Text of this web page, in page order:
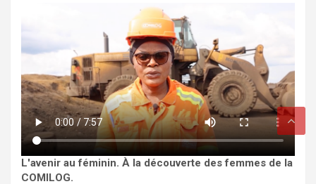
L'avenir au féminin. À la découverte des femmes de la
COMILOG.